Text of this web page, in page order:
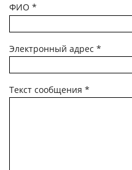
ФИО *
Электронный адрес *
Текст сообщения *